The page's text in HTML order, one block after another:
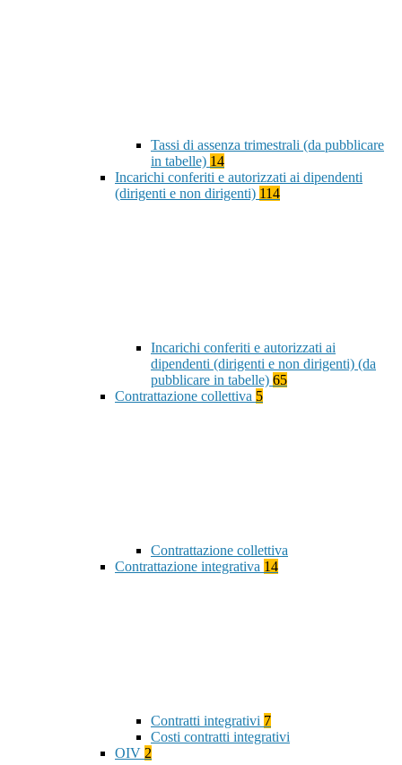
Tassi di assenza trimestrali (da pubblicare
in tabelle) 14
Incarichi conferiti e autorizzati ai dipendenti
(dirigenti e non dirigenti) 114
Incarichi conferiti e autorizzati ai
dipendenti (dirigenti e non dirigenti) (da
pubblicare in tabelle) 65
Contrattazione collettiva 5
Contrattazione collettiva
Contrattazione integrativa 14
Contratti integrativi 7
Costi contratti integrativi
OIV 2